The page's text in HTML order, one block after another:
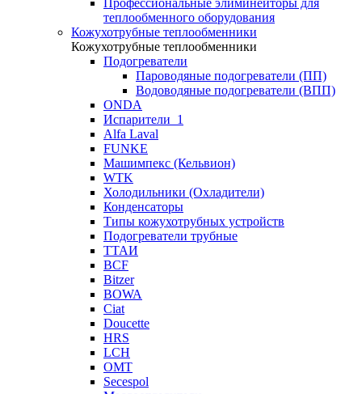
Профессиональные элиминейторы для
теплообменного оборудования
Кожухотрубные теплообменники
Кожухотрубные теплообменники
Подогреватели
Пароводяные подогреватели (ПП)
Водоводяные подогреватели (ВПП)
ONDA
Испарители_1
Alfa Laval
FUNKE
Машимпекс (Кельвион)
WTK
Холодильники (Охладители)
Конденсаторы
Типы кожухотрубных устройств
Подогреватели трубные
ТТАИ
BCF
Bitzer
BOWA
Ciat
Doucette
HRS
LCH
OMT
Secespol